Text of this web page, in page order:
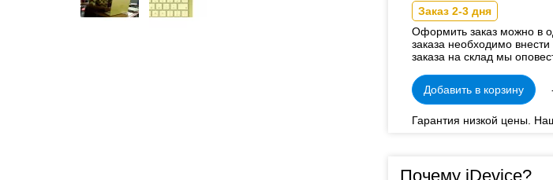
Заказ 2-3 дня
Оформить заказ можно в
заказа необходимо
заказа на склад мы
Добавить в корзину
Гарантия низкой цены.
Почему iDevice?